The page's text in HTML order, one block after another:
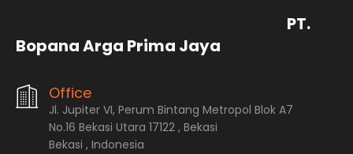
PT.
Bopana Arga Prima Jaya
Office
Jl. Jupiter VI, Perum Bintang Metropol Blok A7
No.16 Bekasi Utara 17122 , Bekasi
Bekasi , Indonesia